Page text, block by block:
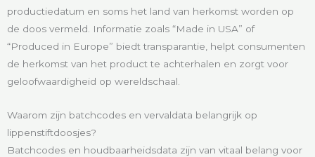
productiedatum en soms het land van herkomst worden op
de doos vermeld. Informatie zoals “Made in USA” of
“Produced in Europe” biedt transparantie, helpt consumenten
de herkomst van het product te achterhalen en zorgt voor
geloofwaardigheid op wereldschaal.
Waarom zijn batchcodes en vervaldata belangrijk op
lippenstiftdoosjes?
Batchcodes en houdbaarheidsdata zijn van vitaal belang voor